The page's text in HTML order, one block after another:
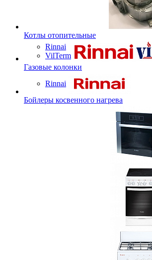
Котлы отопительные
Rinnai
VilTerm
Газовые колонки
Rinnai
Бойлеры косвенного нагрева